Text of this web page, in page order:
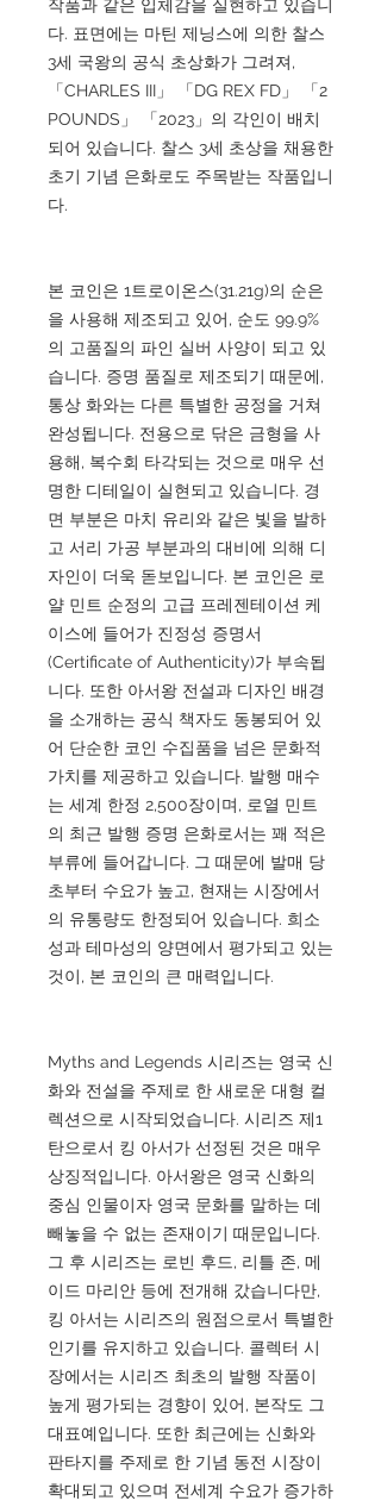
작품과 같은 입체감을 실현하고 있습니
다. 표면에는 마틴 제닝스에 의한 찰스
3세 국왕의 공식 초상화가 그려져,
「CHARLES III」 「DG REX FD」 「2
POUNDS」 「2023」의 각인이 배치
되어 있습니다. 찰스 3세 초상을 채용한
초기 기념 은화로도 주목받는 작품입니
다.
본 코인은 1트로이온스(31.21g)의 순은
을 사용해 제조되고 있어, 순도 99.9%
의 고품질의 파인 실버 사양이 되고 있
습니다. 증명 품질로 제조되기 때문에,
통상 화와는 다른 특별한 공정을 거쳐
완성됩니다. 전용으로 닦은 금형을 사
용해, 복수회 타각되는 것으로 매우 선
명한 디테일이 실현되고 있습니다. 경
면 부분은 마치 유리와 같은 빛을 발하
고 서리 가공 부분과의 대비에 의해 디
자인이 더욱 돋보입니다. 본 코인은 로
얄 민트 순정의 고급 프레젠테이션 케
이스에 들어가 진정성 증명서
(Certificate of Authenticity)가 부속됩
니다. 또한 아서왕 전설과 디자인 배경
을 소개하는 공식 책자도 동봉되어 있
어 단순한 코인 수집품을 넘은 문화적
가치를 제공하고 있습니다. 발행 매수
는 세계 한정 2,500장이며, 로열 민트
의 최근 발행 증명 은화로서는 꽤 적은
부류에 들어갑니다. 그 때문에 발매 당
초부터 수요가 높고, 현재는 시장에서
의 유통량도 한정되어 있습니다. 희소
성과 테마성의 양면에서 평가되고 있는
것이, 본 코인의 큰 매력입니다.
Myths and Legends 시리즈는 영국 신
화와 전설을 주제로 한 새로운 대형 컬
렉션으로 시작되었습니다. 시리즈 제1
탄으로서 킹 아서가 선정된 것은 매우
상징적입니다. 아서왕은 영국 신화의
중심 인물이자 영국 문화를 말하는 데
빼놓을 수 없는 존재이기 때문입니다.
그 후 시리즈는 로빈 후드, 리틀 존, 메
이드 마리안 등에 전개해 갔습니다만,
킹 아서는 시리즈의 원점으로서 특별한
인기를 유지하고 있습니다. 콜렉터 시
장에서는 시리즈 최초의 발행 작품이
높게 평가되는 경향이 있어, 본작도 그
대표예입니다. 또한 최근에는 신화와
판타지를 주제로 한 기념 동전 시장이
확대되고 있으며 전세계 수요가 증가하